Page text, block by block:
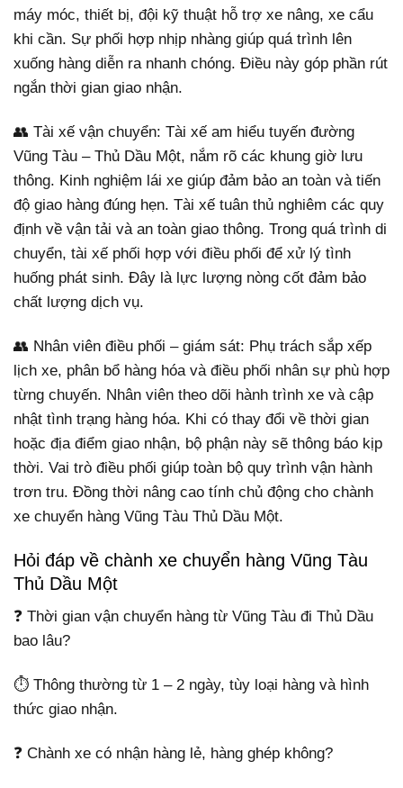
máy móc, thiết bị, đội kỹ thuật hỗ trợ xe nâng, xe cẩu
khi cần. Sự phối hợp nhịp nhàng giúp quá trình lên
xuống hàng diễn ra nhanh chóng. Điều này góp phần rút
ngắn thời gian giao nhận.
👥 Tài xế vận chuyển: Tài xế am hiểu tuyến đường
Vũng Tàu – Thủ Dầu Một, nắm rõ các khung giờ lưu
thông. Kinh nghiệm lái xe giúp đảm bảo an toàn và tiến
độ giao hàng đúng hẹn. Tài xế tuân thủ nghiêm các quy
định về vận tải và an toàn giao thông. Trong quá trình di
chuyển, tài xế phối hợp với điều phối để xử lý tình
huống phát sinh. Đây là lực lượng nòng cốt đảm bảo
chất lượng dịch vụ.
👥 Nhân viên điều phối – giám sát: Phụ trách sắp xếp
lịch xe, phân bổ hàng hóa và điều phối nhân sự phù hợp
từng chuyến. Nhân viên theo dõi hành trình xe và cập
nhật tình trạng hàng hóa. Khi có thay đổi về thời gian
hoặc địa điểm giao nhận, bộ phận này sẽ thông báo kịp
thời. Vai trò điều phối giúp toàn bộ quy trình vận hành
trơn tru. Đồng thời nâng cao tính chủ động cho chành
xe chuyển hàng Vũng Tàu Thủ Dầu Một.
Hỏi đáp về chành xe chuyển hàng Vũng Tàu
Thủ Dầu Một
❓ Thời gian vận chuyển hàng từ Vũng Tàu đi Thủ Dầu
bao lâu?
⏱️ Thông thường từ 1 – 2 ngày, tùy loại hàng và hình
thức giao nhận.
❓ Chành xe có nhận hàng lẻ, hàng ghép không?